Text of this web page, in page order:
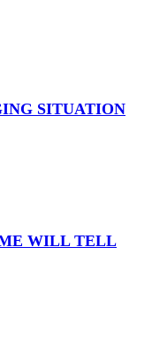
SITUATION
WILL TELL